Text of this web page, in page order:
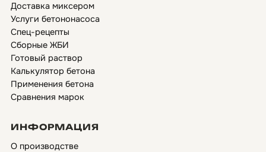
Доставка миксером
Услуги бетононасоса
Спец-рецепты
Сборные ЖБИ
Готовый раствор
Калькулятор бетона
Применения бетона
Сравнения марок
ИНФОРМАЦИЯ
О производстве